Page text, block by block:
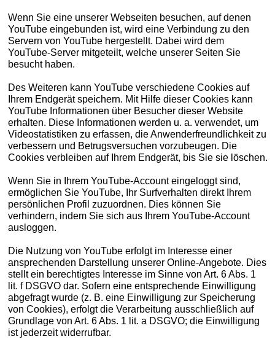
Wenn Sie eine unserer Webseiten besuchen, auf denen
YouTube eingebunden ist, wird eine Verbindung zu den
Servern von YouTube hergestellt. Dabei wird dem
YouTube-Server mitgeteilt, welche unserer Seiten Sie
besucht haben.
Des Weiteren kann YouTube verschiedene Cookies auf
Ihrem Endgerät speichern. Mit Hilfe dieser Cookies kann
YouTube Informationen über Besucher dieser Website
erhalten. Diese Informationen werden u. a. verwendet, um
Videostatistiken zu erfassen, die Anwenderfreundlichkeit zu
verbessern und Betrugsversuchen vorzubeugen. Die
Cookies verbleiben auf Ihrem Endgerät, bis Sie sie löschen.
Wenn Sie in Ihrem YouTube-Account eingeloggt sind,
ermöglichen Sie YouTube, Ihr Surfverhalten direkt Ihrem
persönlichen Profil zuzuordnen. Dies können Sie
verhindern, indem Sie sich aus Ihrem YouTube-Account
ausloggen.
Die Nutzung von YouTube erfolgt im Interesse einer
ansprechenden Darstellung unserer Online-Angebote. Dies
stellt ein berechtigtes Interesse im Sinne von Art. 6 Abs. 1
lit. f DSGVO dar. Sofern eine entsprechende Einwilligung
abgefragt wurde (z. B. eine Einwilligung zur Speicherung
von Cookies), erfolgt die Verarbeitung ausschließlich auf
Grundlage von Art. 6 Abs. 1 lit. a DSGVO; die Einwilligung
ist jederzeit widerrufbar.